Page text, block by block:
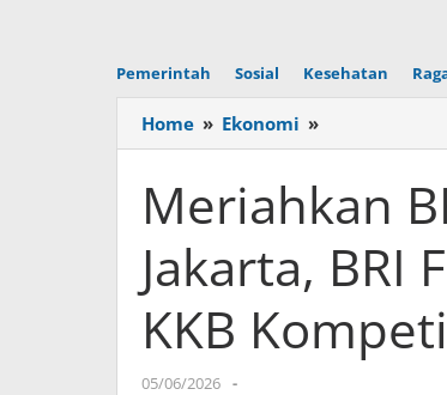
Pemerintah Sosial Kesehatan
Home » Ekonomi »
BRI
Expo
2026
Jakarta,
BRI
Hadirkan
Promo
Meriahkan
Jakarta, BRI
KKB
05/06/2026 oleh
-